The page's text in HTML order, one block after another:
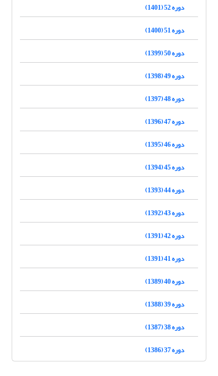
دوره 52 (1401)
دوره 51 (1400)
دوره 50 (1399)
دوره 49 (1398)
دوره 48 (1397)
دوره 47 (1396)
دوره 46 (1395)
دوره 45 (1394)
دوره 44 (1393)
دوره 43 (1392)
دوره 42 (1391)
دوره 41 (1391)
دوره 40 (1389)
دوره 39 (1388)
دوره 38 (1387)
دوره 37 (1386)